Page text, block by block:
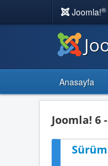
Joomla!®
Anasayfa
Joomla! 6